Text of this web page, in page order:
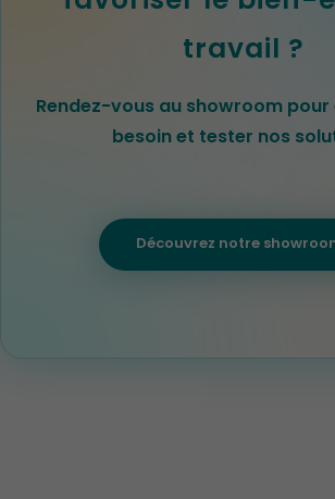
travail ?
Rendez-vous au showroom
besoin et tester nos
Découvrez notre